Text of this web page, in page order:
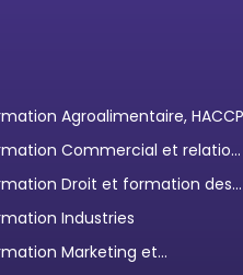
Agroalimentaire, HACCP
Commercial et relation
Droit et formation des
Industries
Marketing et